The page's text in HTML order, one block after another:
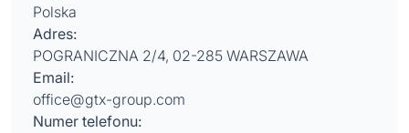
Polska
Adres:
POGRANICZNA 2/4, 02-285 WARSZAWA
Email:
office@gtx-group.com
Numer telefonu: